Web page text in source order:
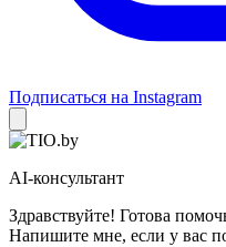
Подписаться на Instagram
AI-консультант
Здравствуйте! Готова
Напишите мне, если у вас